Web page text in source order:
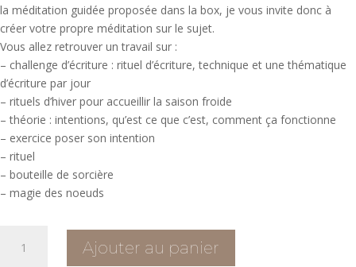
la méditation guidée proposée dans la box, je vous invite donc à
créer votre propre méditation sur le sujet.
Vous allez retrouver un travail sur :
– challenge d’écriture : rituel d’écriture, technique et une thématique
d’écriture par jour
– rituels d’hiver pour accueillir la saison froide
– théorie : intentions, qu’est ce que c’est, comment ça fonctionne
– exercice poser son intention
– rituel
– bouteille de sorcière
– magie des noeuds
Ajouter au panier